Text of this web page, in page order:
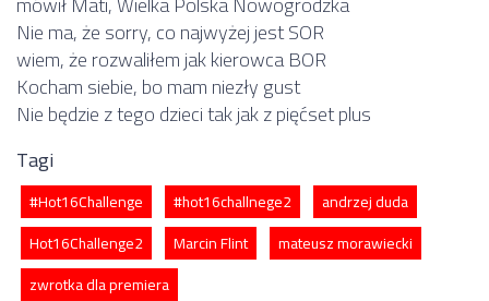
Nie ma, że sorry, co najwyżej jest SOR
wiem, że rozwaliłem jak kierowca BOR
Kocham siebie, bo mam niezły gust
Nie będzie z tego dzieci tak jak z pięćset plus
Tagi
#Hot16Challenge #hot16challnege2
andrzej duda
Hot16Challenge2
Marcin Flint
mateusz morawiecki
zwrotka dla premiera